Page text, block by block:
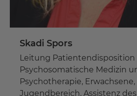
Skadi Spors
Leitung Patientendisposition
Psychosomatische Medizin
Psychotherapie,
Jugendbereich, Assistenz des